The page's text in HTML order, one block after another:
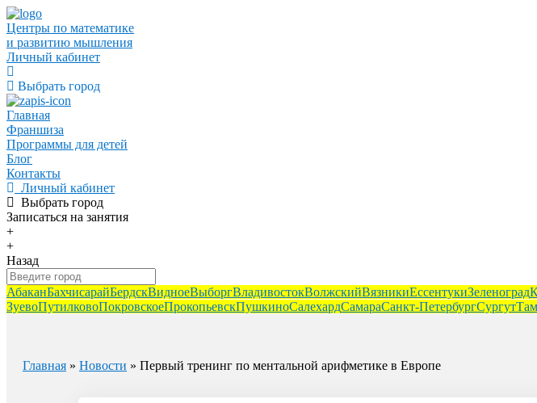
Центры по математике
и развитию мышления
Личный кабинет
Выбрать город
Главная
Франшиза
Программы для детей
Блог
Контакты
Личный кабинет
Выбрать город
Записаться на занятия
+
+
Назад
АбаканБахчисарайБердскВидноеВыборгВладивостокВолжскийВязникиЕссентукиЗеленоград
ЗуевоПутилковоПокровскоеПрокопьевскПушкиноСалехардСамараСанкт-ПетербургСургут
Главная » Новости » Первый тренинг по ментальной арифметике в Европе